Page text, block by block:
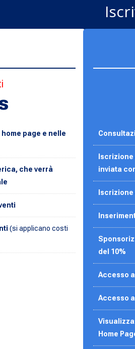
page e nelle
che verrà
(si applicano costi
inviata
del 10%
Accesso
Accesso
Home